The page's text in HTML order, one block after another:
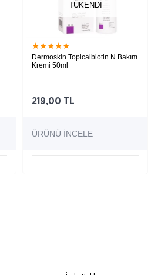
TÜKENDI
★★★★★
Dermoskin Topicalbiotin N Bakım
Kremi 50ml
219,00 TL
ÜRÜNÜ İNCELE